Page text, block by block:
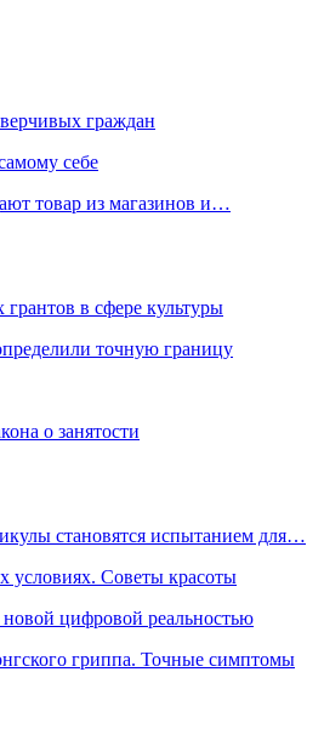
граждан
себе
товар из магазинов и…
грантов в сфере культуры
точную границу
о занятости
становятся испытанием для…
условиях. Советы красоты
цифровой реальностью
гриппа. Точные симптомы